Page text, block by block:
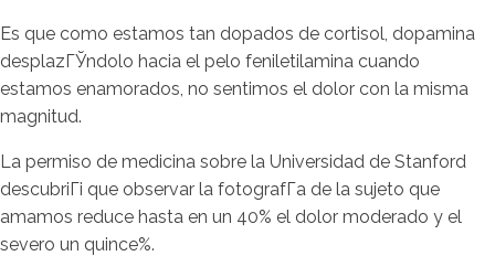
Es que como estamos tan dopados de cortisol, dopamina
desplazГЎndolo hacia el pelo feniletilamina cuando
estamos enamorados, no sentimos el dolor con la misma
magnitud.
La permiso de medicina sobre la Universidad de Stanford
descubriГі que observar la fotografГ­a de la sujeto que
amamos reduce hasta en un 40% el dolor moderado y el
severo un quince%.